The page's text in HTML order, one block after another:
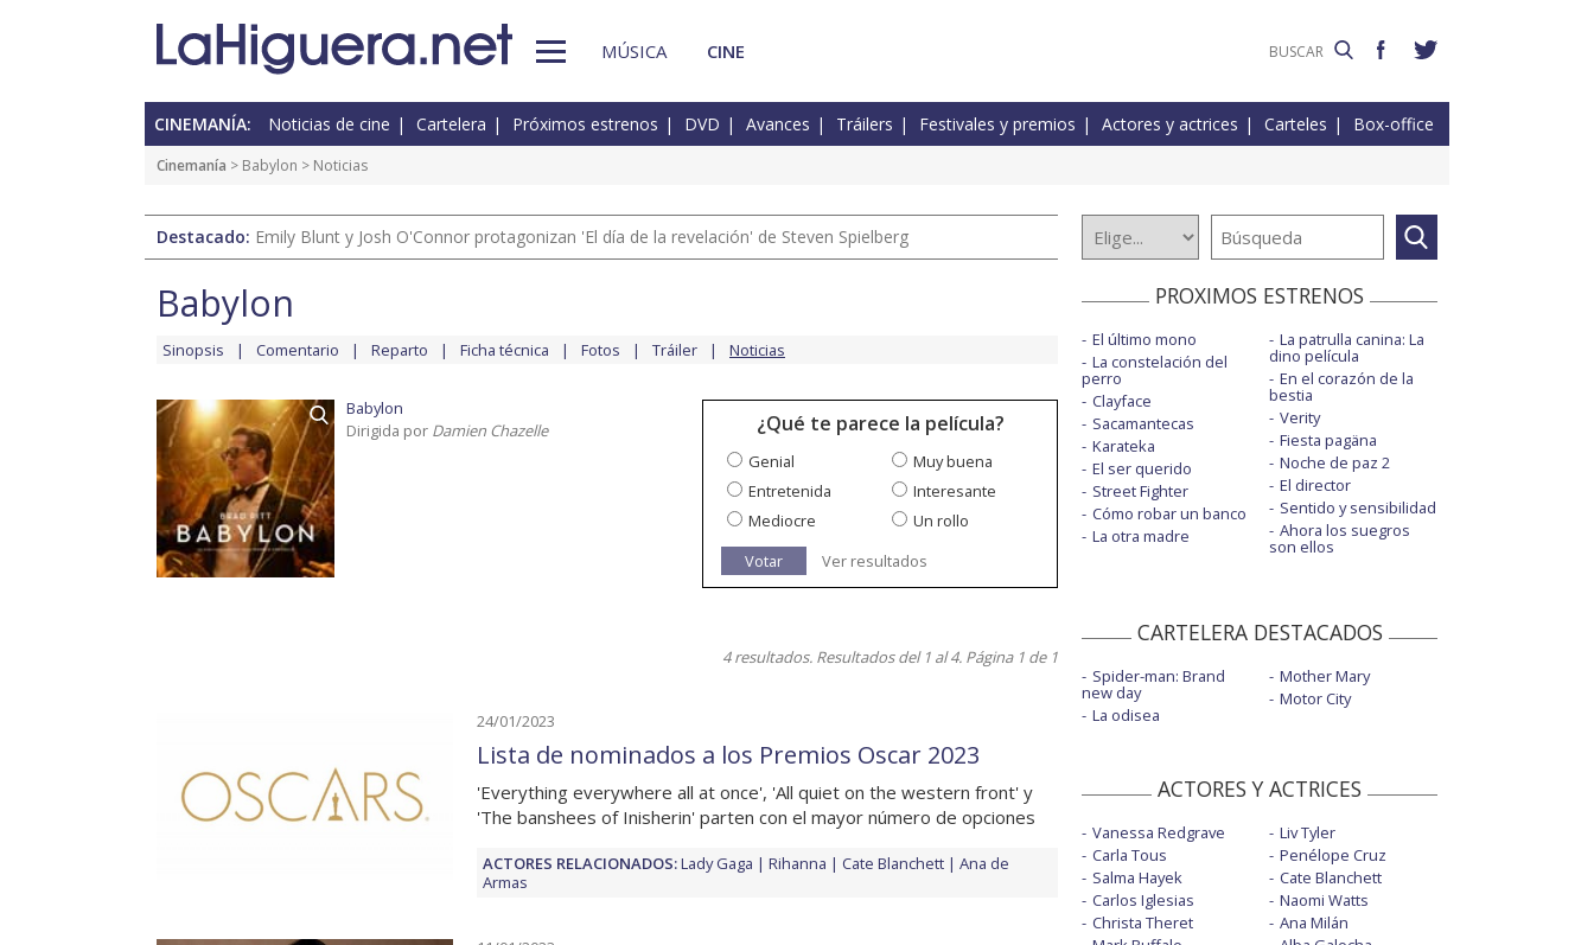
MÚSICA CINE
CINEMANÍA: Noticias de cine Cartelera Próximos estrenos DVD Avances Tráilers Festivales y premios Actores y actrices Carteles Box-office
Cinemanía > Babylon > Noticias
Destacado: Emily Blunt y Josh O'Connor protagonizan 'El día de la revelación' de Steven Spielberg
Babylon
Sinopsis Comentario Reparto Ficha técnica Fotos Tráiler Noticias
Babylon
Dirigida por Damien Chazelle ¿Qué te parece la película?
Genial
Muy buena
Entretenida
Interesante
Mediocre
Un rollo
Votar
Ver resultados
4 resultados. Resultados del 1 al 4. Página 1 de 1
24/01/2023
Lista de nominados a los Premios Oscar 2023
'Everything everywhere all at once', 'All quiet on the western front' y
'The banshees of Inisherin' parten con el mayor número de opciones
ACTORES RELACIONADOS:Lady Gaga Rihanna Cate Blanchett
Ana de
Armas
PROXIMOS ESTRENOS
El último mono
La constelación del
perro
Clayface
Sacamantecas
Karateka
El ser querido
Street Fighter
Cómo robar un banco
La otra madre
La patrulla canina: La
dino película
En el corazón de la
bestia
Verity
Fiesta pagäna
Noche de paz 2
El director
Sentido y sensibilidad
Ahora los suegros
son ellos
CARTELERA DESTACADOS
Spider-man: Brand
new day
La odisea
Mother Mary
Motor City
ACTORES Y ACTRICES
Vanessa Redgrave
Carla Tous
Salma Hayek
Carlos Iglesias
Christa Theret
Liv Tyler
Penélope Cruz
Cate Blanchett
Naomi Watts
Ana Milán